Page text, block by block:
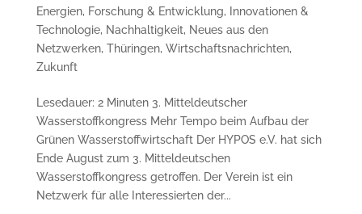
Energien, Forschung & Entwicklung,
Innovationen &
Technologie, Nachhaltigkeit, Neues aus den
Netzwerken, Thüringen, Wirtschaftsnachrichten,
Zukunft
Lesedauer: 2 Minuten 3. Mitteldeutscher
Wasserstoffkongress Mehr Tempo beim Aufbau der
Grünen Wasserstoffwirtschaft Der HYPOS e.V. hat sich
Ende August zum 3. Mitteldeutschen
Wasserstoffkongress getroffen. Der Verein ist ein
Netzwerk für alle Interessierten der...